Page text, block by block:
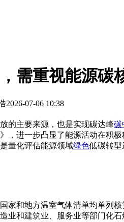
需重视能源碳
2026-07-06 10:38
的主要来源，也是实现碳达峰碳
，进一步凸显了能源活动在积
量化评估能源领域绿色低碳转型
家和地方温室气体清单均单列
业和建筑业、服务业等部门化